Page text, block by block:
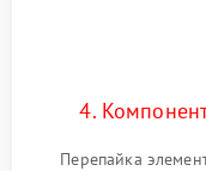
4.
Перепайка